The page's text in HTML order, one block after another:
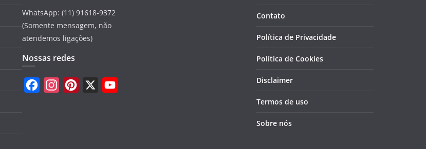
WhatsApp: (11) 91618-9372
(Somente mensagem, não
atendemos ligações)
Nossas redes
Contato
Política de Privacidade
Política de Cookies
Disclaimer
Termos de uso
Sobre nós